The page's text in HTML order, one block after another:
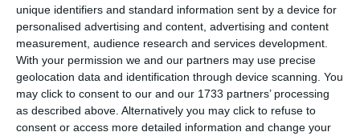
unique identifiers and standard information sent by a device for
personalised advertising and content, advertising and content
measurement, audience research and services development.
With your permission we and our partners may use precise
geolocation data and identification through device scanning. You
may click to consent to our and our 1733 partners’ processing
as described above. Alternatively you may click to refuse to
consent or access more detailed information and change your
Ti-a placut articolul?